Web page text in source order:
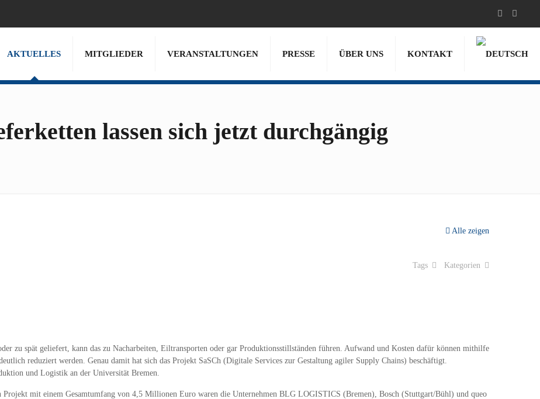
AKTUELLES MITGLIEDER VERANSTALTUNGEN PRESSE ÜBER UNS KONTAKT
lassen sich jetzt durchgängig
Alle zeigen
Kategorien
Tags
zu spät geliefert, kann das zu Nacharbeiten, Eiltransporten oder gar Produktionsstillständen führen. Aufwand und Kosten dafür können mithilfe
reduziert werden. Genau damit hat sich das Projekt SaSCh (Digitale Services zur Gestaltung agiler Supply Chains) beschäftigt.
und Logistik an der Universität Bremen.
mit einem Gesamtumfang von 4,5 Millionen Euro waren die Unternehmen BLG LOGISTICS (Bremen), Bosch (Stuttgart/Bühl) und queo